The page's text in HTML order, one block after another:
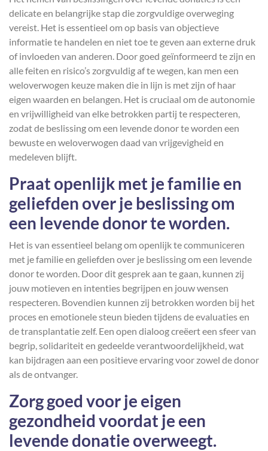
delicate en belangrijke stap die zorgvuldige overweging
vereist. Het is essentieel om op basis van objectieve
informatie te handelen en niet toe te geven aan externe druk
of invloeden van anderen. Door goed geïnformeerd te zijn en
alle feiten en risico’s zorgvuldig af te wegen, kan men een
weloverwogen keuze maken die in lijn is met zijn of haar
eigen waarden en belangen. Het is cruciaal om de autonomie
en vrijwilligheid van elke betrokken partij te respecteren,
zodat de beslissing om een levende donor te worden een
bewuste en weloverwogen daad van vrijgevigheid en
medeleven blijft.
Praat openlijk met je familie en
geliefden over je beslissing om
een levende donor te worden.
Het is van essentieel belang om openlijk te communiceren
met je familie en geliefden over je beslissing om een levende
donor te worden. Door dit gesprek aan te gaan, kunnen zij
jouw motieven en intenties begrijpen en jouw wensen
respecteren. Bovendien kunnen zij betrokken worden bij het
proces en emotionele steun bieden tijdens de evaluaties en
de transplantatie zelf. Een open dialoog creëert een sfeer van
begrip, solidariteit en gedeelde verantwoordelijkheid, wat
kan bijdragen aan een positieve ervaring voor zowel de donor
als de ontvanger.
Zorg goed voor je eigen
gezondheid voordat je een
levende donatie overweegt.